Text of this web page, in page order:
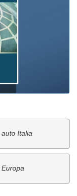
Italia